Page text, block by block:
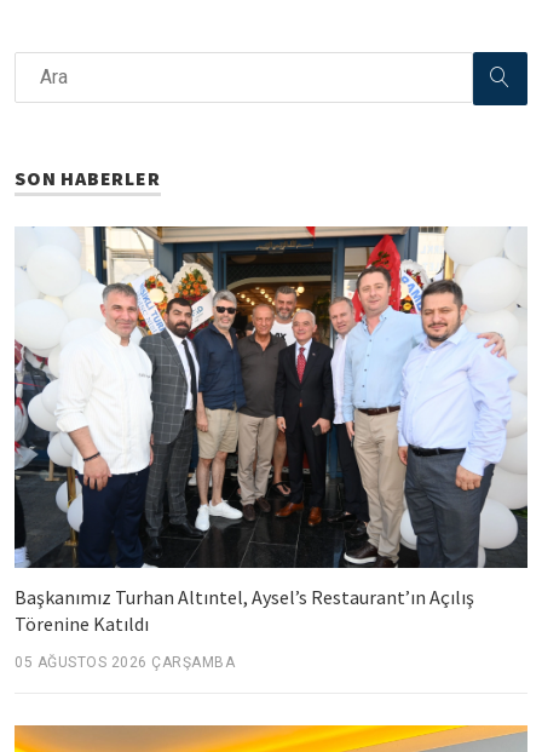
SON HABERLER
Başkanımız Turhan Altıntel, Aysel’s Restaurant’ın Açılış
Törenine Katıldı
05 AĞUSTOS 2026 ÇARŞAMBA